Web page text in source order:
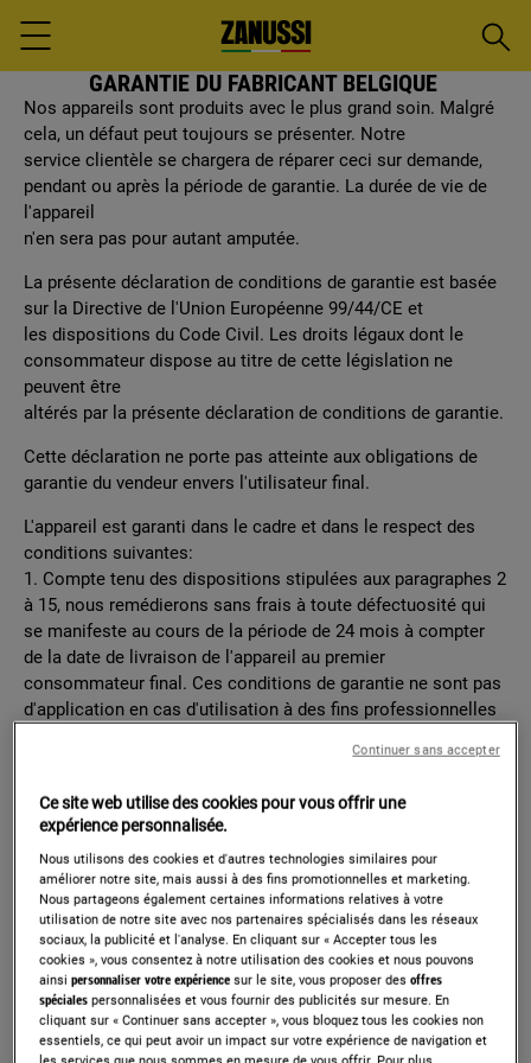
Menu
GARANTIE DU FABRICANT BELGIQUE
Nos appareils sont produits avec le plus grand soin. Malgré
cela, un défaut peut toujours se présenter. Notre
service clientèle se chargera de réparer ceci sur demande,
pendant ou après la période de garantie. La durée de vie de
l'appareil
n'en sera pas pour autant amputée.
La présente déclaration de conditions de garantie est basée
sur la Directive de l'Union Européenne 99/44/CE et
les dispositions du Code Civil. Les droits légaux dont le
consommateur dispose au titre de cette législation ne
peuvent être
altérés par la présente déclaration de conditions de garantie.
Cette déclaration ne porte pas atteinte aux obligations de
garantie du vendeur envers l'utilisateur final.
L'appareil est garanti dans le cadre et dans le respect des
conditions suivantes:
1. Compte tenu des dispositions stipulées aux paragraphes 2
à 15, nous remédierons sans frais à toute défectuosité qui
se manifeste au cours de la période de 24 mois à compter
de la date de livraison de l'appareil au premier
consommateur final. Ces conditions de garantie ne sont pas
d'application en cas d'utilisation à des fins professionnelles
remis dans l'état qu'il avait avant que la défectuosité
ne survienne. Les composants défectueux sont remplacés
ou réparés. Les composants remplacés sans frais
deviennent
notre propriété.
3. Afin d'éviter des dommages plus sévères, la défectuosité
doit immédiatement être portée à notre connaissance.
4. L'application de la garantie est soumise à la production
par le consommateur des preuves d'achat avec la date
Ce site web utilise des cookies pour vous offrir une
expérience personnalisée.
Nous utilisons des cookies et d'autres technologies similaires pour
améliorer notre site, mais aussi à des fins promotionnelles et marketing.
Nous partageons également certaines informations relatives à votre
utilisation de notre site avec nos partenaires spécialisés dans les réseaux
sociaux, la publicité et l'analyse. En cliquant sur « Accepter tous les
cookies », vous consentez à notre utilisation des cookies et nous pouvons
ainsipersonnaliser votre expériencesur le site, vous proposer desoffres
spéciales personnalisées et vous fournir des publicités sur mesure. En
cliquant sur « Continuer sans accepter », vous bloquez tous les cookies non
essentiels, ce qui peut avoir un impact sur votre expérience de navigation et
Continuer sans accepter